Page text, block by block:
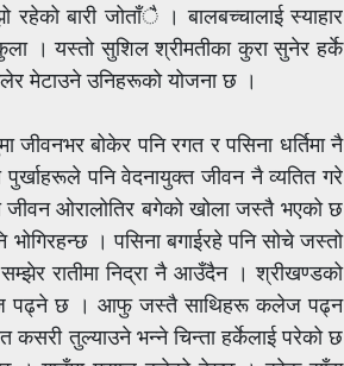
बारी जोताँै । बालबच्चालाई स्याहार
। यस्तो सुशिल श्रीमतीका कुरा सुनेर हर्के
मेटाउने उनिहरूको योजना छ ।
जीवनभर बोकेर पनि रगत र पसिना धर्तिमा नै
पनि वेदनायुक्त जीवन नै व्यतित गरे
जीवन ओरालोतिर बगेको खोला जस्तै भएको छ
। पसिना बगाईरहे पनि सोचे जस्तो
रातीमा निद्रा नै आउँदैन । श्रीखण्डको
पढ्ने छ । आफु जस्तै साथिहरू कलेज पढ्न
कसरी तुल्याउने भन्ने चिन्ता हर्केलाई परेको छ